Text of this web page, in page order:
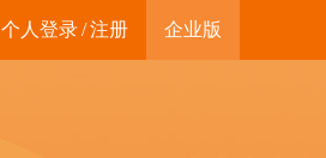
个人登录/注册 企业版